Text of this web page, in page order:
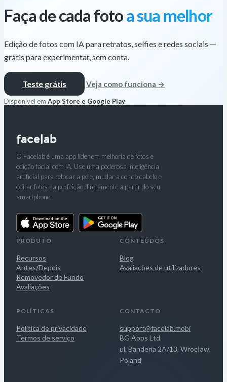
Faça de cada fotoa sua melhor
Edição de fotos com IA para retratos, selfies e redes sociais —
grátis para experimentar, sem conta.
Teste grátis Veja como funciona →
Disponível em App Store e Google Play
O Facelab é uma app líder em melhoria de fotos e
edição facial com IA. Use uma poderosa inteligência
artificial para retocar a pele, mudar a cor do cabelo e
editar fotos na perfeição diretamente a partir do seu
smartphone.
PRODUTO
Recursos
Antes/Depois
Removedor de Fundo
Avaliações
CONTEÚDOS
Blog
Avaliações de utilizadores
POLÍTICAS
Política de privacidade
Termos de serviço
CONTACTO
support@facelab.mobi
BG Apps Ltd.
ul. Banderia 2A/13, Wrocław,
Poland